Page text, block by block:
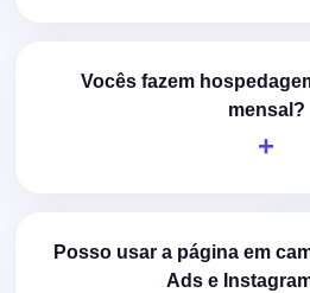
Vocês fazem
mensal?
Posso usar a página em
Ads e